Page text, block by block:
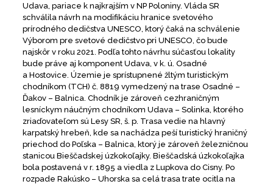
Udava, pariace k najkrajším v NP Poloniny. Vláda SR
schválila návrh na modifikáciu hranice svetového
prírodného dedičstva UNESCO, ktorý čaká na schválenie
Výborom pre svetové dedičstvo pri UNESCO, čo bude
najskôr v roku 2021. Podľa tohto návrhu súčasťou lokality
bude práve aj komponent Udava, v k. ú. Osadné
a Hostovice. Územie je sprístupnené žltým turistickým
chodníkom (TCH) č. 8819 vymedzený na trase Osadné –
Ďakov – Balnica. Chodník je zároveň cezhraničným
lesníckym náučným chodníkom Udava – Solinka, ktorého
zriaďovateľom sú Lesy SR, š. p. Trasa vedie na hlavný
karpatský hrebeň, kde sa nachádza peší turistický hraničný
priechod do Poľska – Balnica, ktorý je zároveň železničnou
stanicou Bieščadskej úzkokoľajky. Bieščadská úzkokoľajka
bola postavená v r. 1895 a viedla z Lupkova do Cisny. Po
rozpade Rakúsko – Uhorska sa celá trasa trate ocitla na